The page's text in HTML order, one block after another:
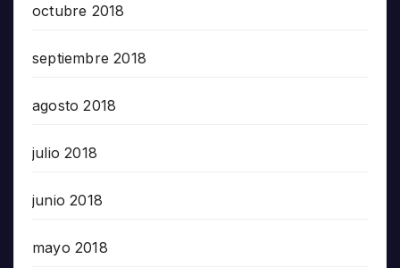
octubre 2018
septiembre 2018
agosto 2018
julio 2018
junio 2018
mayo 2018